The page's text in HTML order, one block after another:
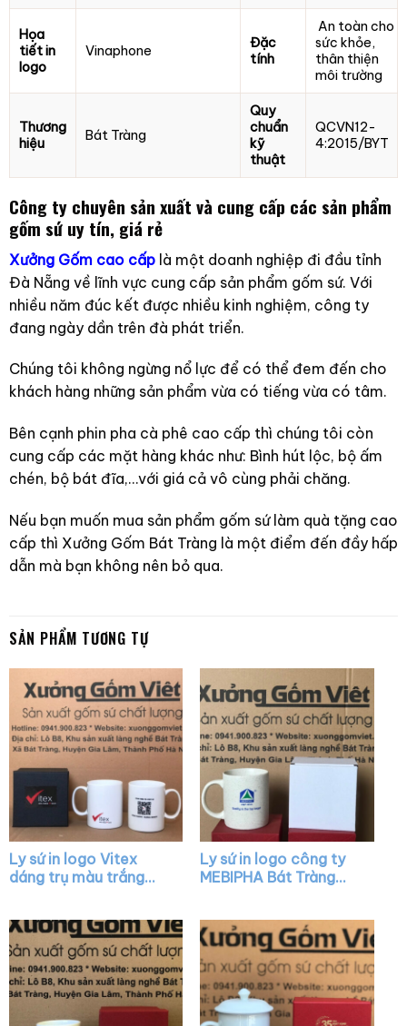
Họa
tiết in
logo
Vinaphone
Đặc
tính
An toàn cho
sức khỏe,
thân thiện
môi trường
Thương
hiệu
Bát Tràng
Quy
chuẩn
kỹ
thuật
QCVN12-
4:2015/BYT
Công ty chuyên sản xuất và cung cấp các sản phẩm
gốm sứ uy tín, giá rẻ
Xưởng Gốm cao cấp là một doanh nghiệp đi đầu tỉnh
Đà Nẵng về lĩnh vực cung cấp sản phẩm gốm sứ. Với
nhiều năm đúc kết được nhiều kinh nghiệm, công ty
đang ngày dần trên đà phát triển.
Chúng tôi không ngừng nổ lực để có thể đem đến cho
khách hàng những sản phẩm vừa có tiếng vừa có tâm.
Bên cạnh phin pha cà phê cao cấp thì chúng tôi còn
cung cấp các mặt hàng khác như: Bình hút lộc, bộ ấm
chén, bộ bát đĩa,…với giá cả vô cùng phải chăng.
Nếu bạn muốn mua sản phẩm gốm sứ làm quà tặng cao
cấp thì Xưởng Gốm Bát Tràng là một điểm đến đầy hấp
dẫn mà bạn không nên bỏ qua.
SẢN PHẨM TƯƠNG TỰ
Ly sứ in logo Vitex
dáng trụ màu trắng
Ly sứ in logo công ty
MEBIPHA Bát Tràng